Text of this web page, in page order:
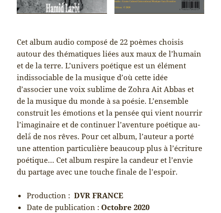
Cet album audio composé de 22 poèmes choisis
autour des thématiques liées aux maux de l’humain
et de la terre. L’univers poétique est un élément
indissociable de la musique d’où cette idée
d’associer une voix sublime de Zohra Ait Abbas et
de la musique du monde à sa poésie. L’ensemble
construit les émotions et la pensée qui vient nourrir
l’imaginaire et de continuer l’aventure poétique au-
delà̀ de nos rêves. Pour cet album, l’auteur a porté
une attention particulière beaucoup plus à l’écriture
poétique… Cet album respire la candeur et l’envie
du partage avec une touche finale de l’espoir.
Production :DVR FRANCE
Date de publication :Octobre 2020